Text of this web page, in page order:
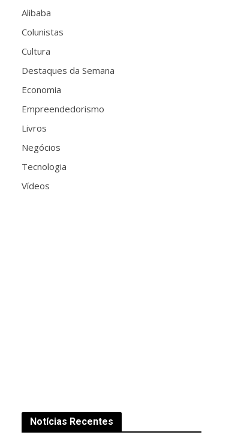
Alibaba
Colunistas
Cultura
Destaques da Semana
Economia
Empreendedorismo
Livros
Negócios
Tecnologia
Vídeos
Notícias Recentes